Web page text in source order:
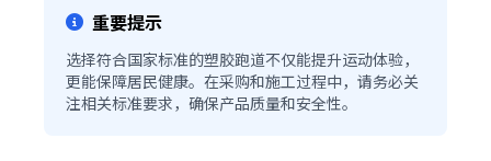
重要提示
选择符合国家标准的塑胶跑道不仅能提升运动体验，
更能保障居民健康。在采购和施工过程中，请务必关
注相关标准要求，确保产品质量和安全性。